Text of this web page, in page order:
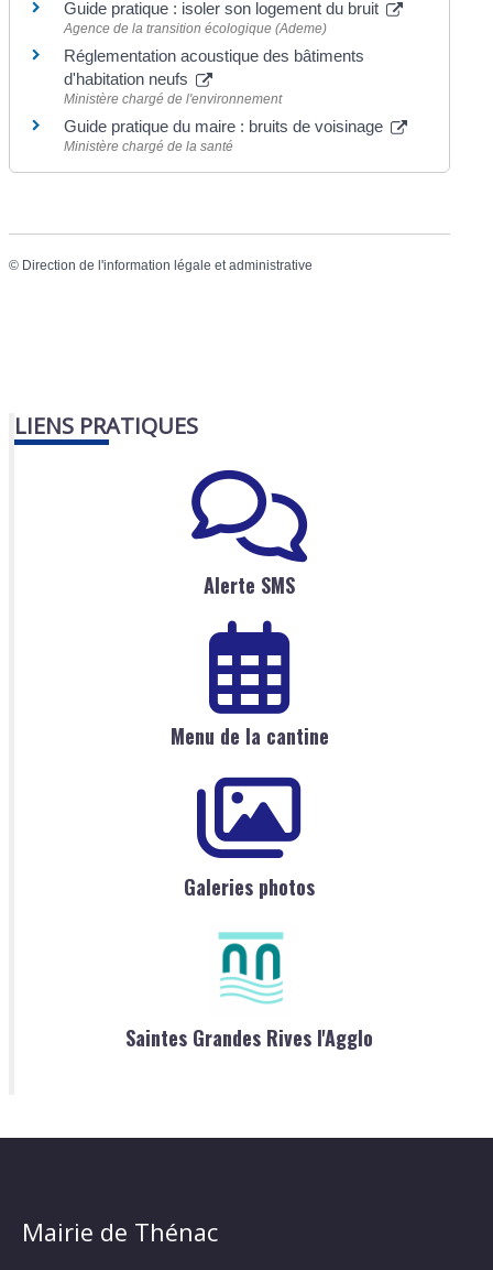
Guide pratique : isoler son logement du bruit
Agence de la transition écologique (Ademe)
Réglementation acoustique des bâtiments
d'habitation neufs
Ministère chargé de l'environnement
Guide pratique du maire : bruits de voisinage
Ministère chargé de la santé
© Direction de l'information légale et administrative
LIENS PRATIQUES
Alerte SMS
Menu de la cantine
Galeries photos
Saintes Grandes Rives l'Agglo
Mairie de Thénac